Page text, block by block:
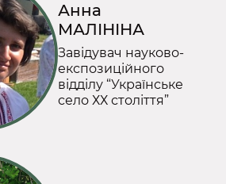
Анна
МАЛІНІНА
Завідувач науково-
експозиційного
відділу “Українське
село ХХ століття”